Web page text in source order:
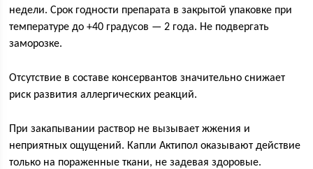
недели. Срок годности препарата в закрытой упаковке при
температуре до +40 градусов — 2 года. Не подвергать
заморозке.
Отсутствие в составе консервантов значительно снижает
риск развития аллергических реакций.
При закапывании раствор не вызывает жжения и
неприятных ощущений. Капли Актипол оказывают действие
только на пораженные ткани, не задевая здоровые.